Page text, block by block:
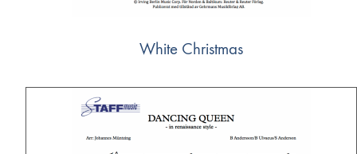
White Christmas